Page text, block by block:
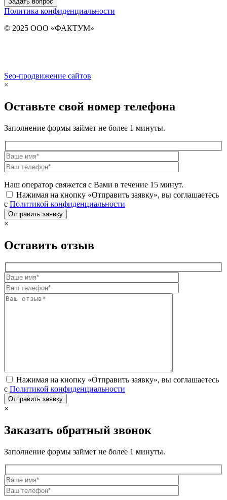
Политика конфиденциальности
© 2025 ООО «ФАКТУМ»
Seo-продвижение сайтов
×
Оставьте свой номер телефона
Заполнение формы займет не более 1 минуты.
Наш оператор свяжется с Вами в течение 15 минут.
Нажимая на кнопку «Отправить заявку», вы соглашаетесь
с Политикой конфиденциальности
×
Оставить отзыв
Нажимая на кнопку «Отправить заявку», вы соглашаетесь
с Политикой конфиденциальности
×
Заказать обратный звонок
Заполнение формы займет не более 1 минуты.